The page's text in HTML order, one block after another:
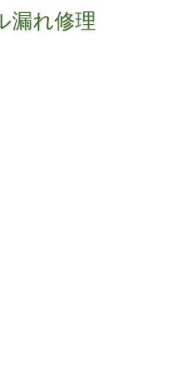
漏れ修理